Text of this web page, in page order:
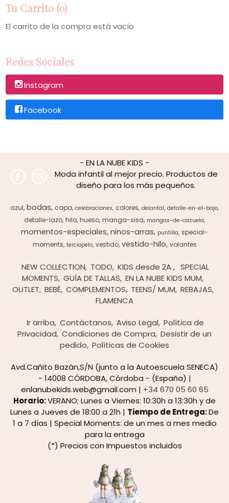
Tu Carrito (0)
El carrito de la compra está vacío
Redes Sociales
Instagram
Facebook
- EN LA NUBE KIDS -
Moda infantil al mejor precio. Productos de
diseño para los más pequeños.
azul bodas capa celebraciones colores delantal detalle-en-el-bajo
detalle-lazo hilo hueso manga-sisa mangas-de-cazuela
momentos-especiales ninos-arras puntilla special-
moments terciopelo vestido vestido-hilo volantes
NEW COLLECTION TODO KIDS desde 2A
SPECIAL
MOMENTS GUÍA DE TALLAS EN LA NUBE KIDS MUM
OUTLET BEBÉ COMPLEMENTOS TEENS/ MUM REBAJAS
FLAMENCA
Ir arriba Contáctanos Aviso Legal Política de
Privacidad Condiciones de Compra Desistir de un
pedido Políticas de Cookies
Avd.Cañito Bazán,S/N (junto a la Autoescuela SENECA)
- 14008 CÓRDOBA, Córdoba - (España) |
enlanubekids.web@gmail.com | +34 670 05 60 65
Horario:VERANO; Lunes a Viernes: 10:30h a 13:30h y de
Lunes a Jueves de 18:00 a 21h | Tiempo de Entrega:De
1 a 7 días | Special Moments: de un mes a mes medio
para la entrega
(*) Precios con Impuestos incluidos